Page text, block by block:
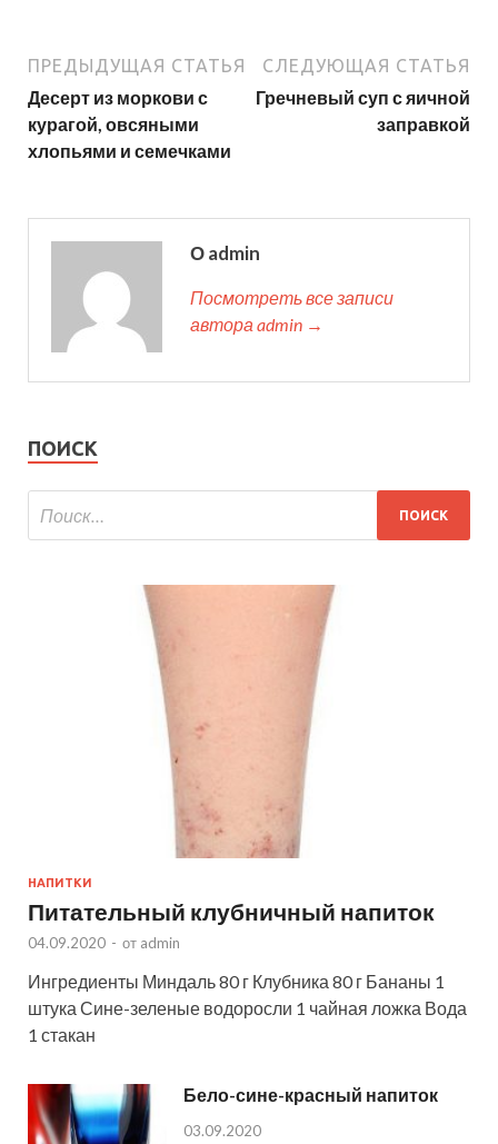
ПРЕДЫДУЩАЯ СТАТЬЯ
Десерт из моркови с
курагой, овсяными
хлопьями и семечками
СЛЕДУЮЩАЯ СТАТЬЯ
Гречневый суп с яичной
заправкой
О admin
Посмотреть все записи
автора admin →
ПОИСК
НАПИТКИ
Питательный клубничный напиток
04.09.2020 - от admin
Ингредиенты Миндаль 80 г Клубника 80 г Бананы 1
штука Сине-зеленые водоросли 1 чайная ложка Вода
1 стакан
Бело-сине-красный напиток
03.09.2020